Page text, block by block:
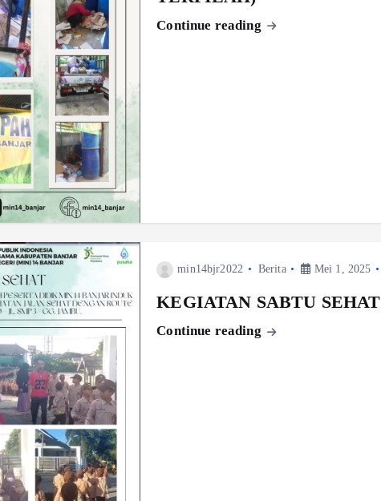
Continue reading
min14bjr2022 Berita Mei 1, 2025
KEGIATAN SABTU SEHAT
Continue reading